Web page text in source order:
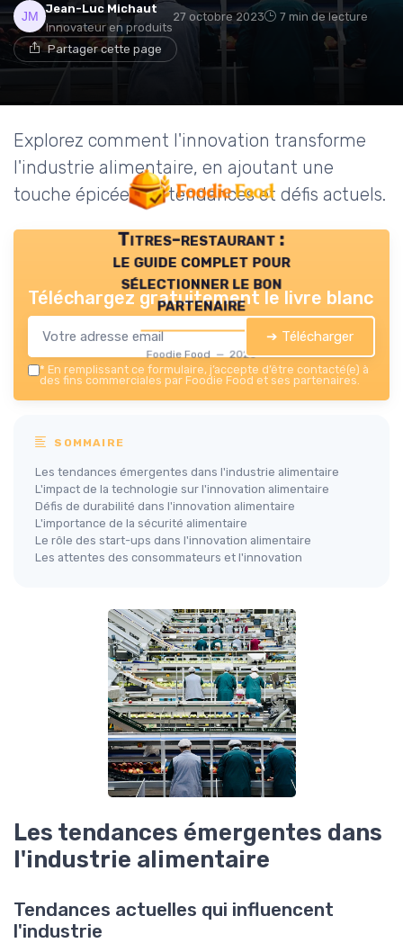
Jean-Luc Michaut
Innovateur en produits
27 octobre 2023 7 min de lecture
Partager cette page
Explorez comment l'innovation transforme
l'industrie alimentaire, en ajoutant une
touche épicée aux tendances et défis actuels.
Titres-restaurant :
le guide complet pour
sélectionner le bon
partenaire
Foodie Food — 2026
Téléchargez gratuitement le livre blanc
➔ Télécharger
* En remplissant ce formulaire, j’accepte d’être contacté(e) à
des fins commerciales par Foodie Food et ses partenaires.
SOMMAIRE
Les tendances émergentes dans l'industrie alimentaire
L'impact de la technologie sur l'innovation alimentaire
Défis de durabilité dans l'innovation alimentaire
L'importance de la sécurité alimentaire
Le rôle des start-ups dans l'innovation alimentaire
Les attentes des consommateurs et l'innovation
Les tendances émergentes dans
l'industrie alimentaire
Tendances actuelles qui influencent
l'industrie